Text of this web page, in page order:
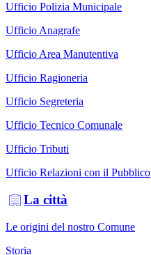
Ufficio Polizia Municipale
Ufficio Anagrafe
Ufficio Area Manutentiva
Ufficio Ragioneria
Ufficio Segreteria
Ufficio Tecnico Comunale
Ufficio Tributi
Ufficio Relazioni con il Pubblico
La città
Le origini del nostro Comune
Storia